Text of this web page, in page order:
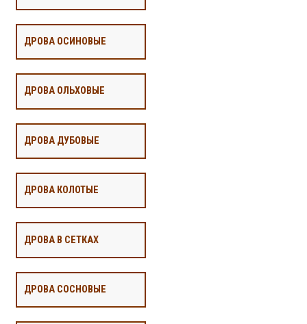
ДРОВА ОСИНОВЫЕ
ДРОВА ОЛЬХОВЫЕ
ДРОВА ДУБОВЫЕ
ДРОВА КОЛОТЫЕ
ДРОВА В СЕТКАХ
ДРОВА СОСНОВЫЕ